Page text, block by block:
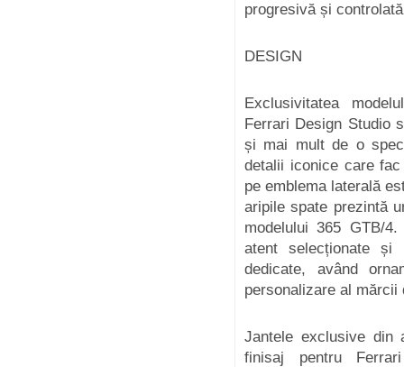
progresivă și
DESIGN
Exclusivitatea
Ferrari Design Studio
și mai mult de o
detalii iconice care
pe emblema laterală
aripile spate prezintă
modelului 365 GTB/
atent selecționate și
dedicate, având
personalizare al mărcii
Jantele exclusive din
finisaj pentru